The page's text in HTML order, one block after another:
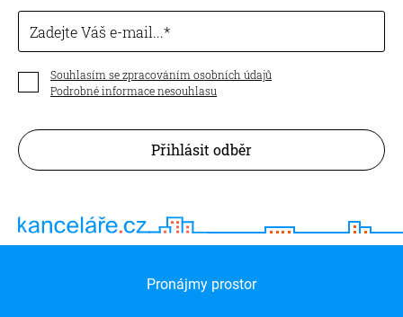
Zadejte Váš e-mail...
Souhlasím se zpracováním osobních údajů
Podrobné informace nesouhlasu
Přihlásit odběr
Pronájmy prostor